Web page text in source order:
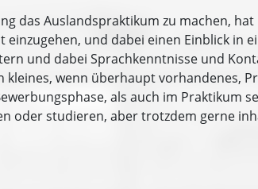
das Auslandspraktikum zu machen,
und dabei einen Einblick in
und dabei Sprachkenntnisse und
wenn überhaupt vorhandenes,
als auch im Praktikum
oder studieren, aber trotzdem gerne